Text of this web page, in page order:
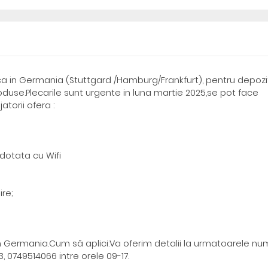
Germania (Stuttgard /Hamburg/Frankfurt), pentru
sunt urgente in luna martie 2025,se pot face
ofera :
cu Wifi
să aplici:Va oferim detalii la urmatoarele
0749514066 intre orele 09-17.